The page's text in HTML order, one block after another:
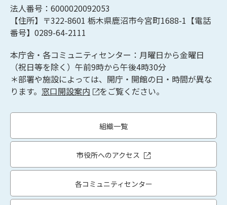
法人番号：6000020092053
【住所】〒322-8601 栃木県鹿沼市今宮町1688-1【電話
番号】0289-64-2111
本庁舎・各コミュニティセンター：月曜日から金曜日
（祝日等を除く）午前9時から午後4時30分
＊部署や施設によっては、開庁・開館の日・時間が異な
ります。 窓口開設案内 をご覧ください。
組織一覧
市役所へのアクセス
各コミュニティセンター